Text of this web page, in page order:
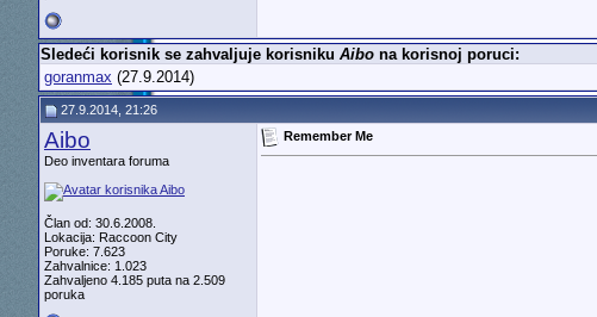
Sledeći korisnik se zahvaljuje korisniku Aibona korisnoj poruci:
goranmax (27.9.2014)
27.9.2014, 21:26
Aibo
Deo inventara foruma
Član od: 30.6.2008.
Lokacija: Raccoon City
Poruke: 7.623
Zahvalnice: 1.023
Zahvaljeno 4.185 puta na 2.509
poruka
Remember Me